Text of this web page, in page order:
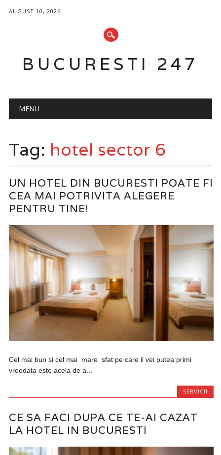
AUGUST 10, 2026
BUCURESTI 247
Main menu
MENU
Tag: hotel sector 6
UN HOTEL DIN BUCURESTI POATE FI
CEA MAI POTRIVITA ALEGERE
PENTRU TINE!
Cel mai bun si cel mai mare sfat pe care il vei putea primi
vreodata este acela de a...
SERVICII
CE SA FACI DUPA CE TE-AI CAZAT
LA HOTEL IN BUCURESTI